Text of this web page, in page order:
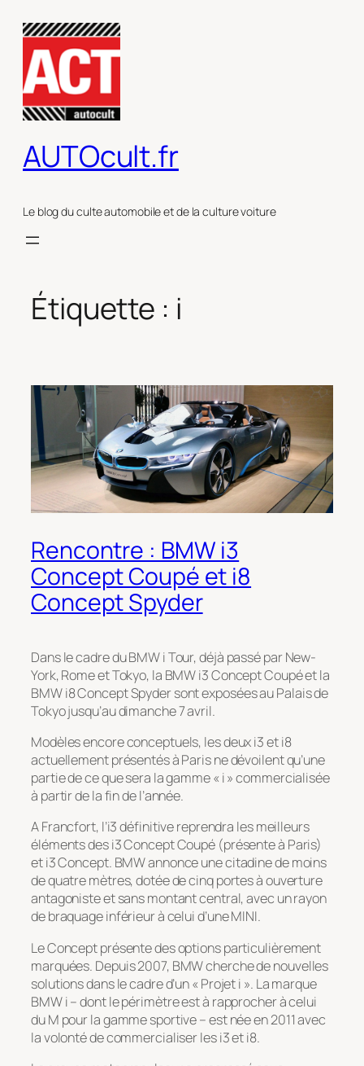
contenu
AUTOcult.fr
Le blog du culte automobile et de la culture voiture
Étiquette : i
Rencontre : BMW i3
Concept Coupé et i8
Concept Spyder
Dans le cadre du BMW i Tour, déjà passé par New-
York, Rome et Tokyo, la BMW i3 Concept Coupé et la
BMW i8 Concept Spyder sont exposées au Palais de
Tokyo jusqu’au dimanche 7 avril.
Modèles encore conceptuels, les deux i3 et i8
actuellement présentés à Paris ne dévoilent qu’une
partie de ce que sera la gamme « i » commercialisée
à partir de la fin de l’année.
A Francfort, l’i3 définitive reprendra les meilleurs
éléments des i3 Concept Coupé (présente à Paris)
et i3 Concept. BMW annonce une citadine de moins
de quatre mètres, dotée de cinq portes à ouverture
antagoniste et sans montant central, avec un rayon
de braquage inférieur à celui d’une MINI.
Le Concept présente des options particulièrement
marquées. Depuis 2007, BMW cherche de nouvelles
solutions dans le cadre d’un « Projet i ». La marque
BMW i – dont le périmètre est à rapprocher à celui
du M pour la gamme sportive – est née en 2011 avec
la volonté de commercialiser les i3 et i8.